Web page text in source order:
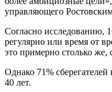
управляющего
Согласно исследованию,
регулярно или время от
это примерно столько же,
Однако 71%
40 лет.